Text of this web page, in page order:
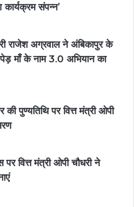
कार्यक्रम संपन्न’
राजेश अग्रवाल ने अंबिकापुर के
पेड़ माँ के नाम 3.0 अभियान का
की पुण्यतिथि पर वित्त मंत्री ओपी
पर वित्त मंत्री ओपी चौधरी ने